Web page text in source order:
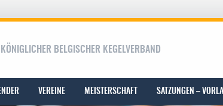
KÖNIGLICHER BELGISCHER KEGELVERBAND
VEREINE MEISTERSCHAFT SATZUNGEN –